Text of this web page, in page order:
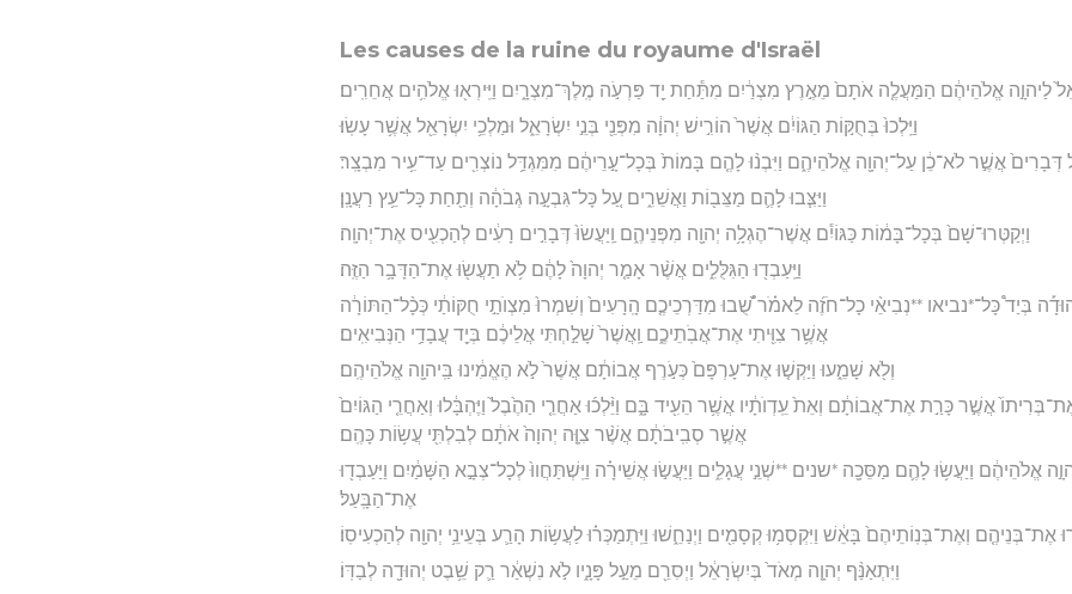
Les causes de la ruine du royaume d'Israël
לַיהוָ֣ה אֱלֹהֵיהֶ֔ם הַמַּעֲלֶ֤ה אֹתָם֙ מֵאֶ֣רֶץ מִצְרַ֔יִם מִתַּ֕חַת יַ֖ד פַּרְעֹ֣ה מֶֽלֶךְ־מִצְרָ֑יִם וַיִּֽירְא֖וּ אֱלֹהִ֥ים אֲחֵרִֽים׃
וַיֵּֽלְכוּ֙ בְּחֻקּ֣וֹת הַגּוֹיִ֔ם אֲשֶׁר֙ הוֹרִ֣ישׁ יְהוָ֔ה מִפְּנֵ֖י בְּנֵ֣י יִשְׂרָאֵ֑ל וּמַלְכֵ֥י יִשְׂרָאֵ֖ל אֲשֶׁ֥ר עָשֽׂוּ׃
דְּבָרִים֙ אֲשֶׁ֣ר לֹא־כֵ֔ן עַל־יְהוָ֖ה אֱלֹהֵיהֶ֑ם וַיִּבְנ֨וּ לָהֶ֤ם בָּמוֹת֙ בְּכָל־עָ֣רֵיהֶ֔ם מִמִּגְדַּ֥ל נוֹצְרִ֖ים עַד־עִ֥יר מִבְצָֽר׃
וַיַּצִּ֧בוּ לָהֶ֛ם מַצֵּב֖וֹת וַאֲשֵׁרִ֑ים עַ֚ל כָּל־גִּבְעָ֣ה גְבֹהָ֔ה וְתַ֖חַת כָּל־עֵ֥ץ רַעֲנָֽן׃
וַיְקַטְּרוּ־שָׁם֙ בְּכָל־בָּמ֔וֹת כַּגּוֹיִ֕ם אֲשֶׁר־הֶגְלָ֥ה יְהוָ֖ה מִפְּנֵיהֶ֑ם וַֽיַּעֲשׂוּ֙ דְּבָרִ֣ים רָעִ֔ים לְהַכְעִ֖יס אֶת־יְהוָֽה׃
וַיַּֽעַבְד֖וּ הַגִּלֻּלִ֑ים אֲשֶׁ֨ר אָמַ֤ר יְהוָה֙ לָהֶ֔ם לֹ֥א תַעֲשׂ֖וּ אֶת־הַדָּבָ֥ר הַזֶּֽה׃
בְּיַד֩ כָּל־*נביאו **נְבִיאֵ֨י כָל־חֹזֶ֜ה לֵאמֹ֗ר שֻׁ֝֠בוּ מִדַּרְכֵיכֶ֤ם הָֽרָעִים֙ וְשִׁמְרוּ֙ מִצְוֺתַ֣י חֻקּוֹתַ֔י כְּכָ֨ל־הַתּוֹרָ֔ה
אֲשֶׁ֥ר צִוִּ֖יתִי אֶת־אֲבֹֽתֵיכֶ֑ם וַֽאֲשֶׁר֙ שָׁלַ֣חְתִּי אֲלֵיכֶ֔ם בְּיַ֖ד עֲבָדַ֥י הַנְּבִיאִֽים׃
וְלֹ֖א שָׁמֵ֑עוּ וַיַּקְשׁ֤וּ אֶת־עָרְפָּם֙ כְּעֹ֣רֶף אֲבוֹתָ֔ם אֲשֶׁר֙ לֹ֣א הֶאֱמִ֔ינוּ בַּֽיהוָ֖ה אֱלֹהֵיהֶֽם׃
אֲשֶׁ֣ר כָּרַ֣ת אֶת־אֲבוֹתָ֔ם וְאֵת֙ עֵֽדְוֺתָ֔יו אֲשֶׁ֥ר הֵעִ֖יד בָּ֑ם וַיֵּ֨לְכ֜וּ אַחֲרֵ֤י הַהֶ֙בֶל֙ וַיֶּהְבָּ֔לוּ וְאַחֲרֵ֤י הַגּוֹיִם֙
אֲשֶׁ֣ר סְבִֽיבֹתָ֔ם אֲשֶׁ֨ר צִוָּ֤ה יְהוָה֙ אֹתָ֔ם לְבִלְתִּ֖י עֲשׂ֥וֹת כָּהֶֽם׃
אֱלֹהֵיהֶ֔ם וַיַּעֲשׂ֥וּ לָהֶ֛ם מַסֵּכָ֖ה *שנים **שְׁנֵ֣י עֲגָלִ֑ים וַיַּעֲשׂ֣וּ אֲשֵׁירָ֗ה וַיִּֽשְׁתַּחֲווּ֙ לְכָל־צְבָ֣א הַשָּׁמַ֔יִם וַיַּעַבְד֖וּ
אֶת־הַבָּֽעַל׃
אֶת־בְּנֵיהֶ֤ם וְאֶת־בְּנֽוֹתֵיהֶם֙ בָּאֵ֔שׁ וַיִּקְסְמ֥וּ קְסָמִ֖ים וַיְנַחֵ֑שׁוּ וַיִּֽתְמַכְּר֗וּ לַעֲשׂ֥וֹת הָרַ֛ע בְּעֵינֵ֥י יְהוָ֖ה לְהַכְעִיסֽוֹ׃
וַיִּתְאַנַּ֨ף יְהוָ֤ה מְאֹד֙ בְּיִשְׂרָאֵ֔ל וַיְסִרֵ֖ם מֵעַ֣ל פָּנָ֑יו לֹ֣א נִשְׁאַ֔ר רַ֛ק שֵׁ֥בֶט יְהוּדָ֖ה לְבַדּֽוֹ׃